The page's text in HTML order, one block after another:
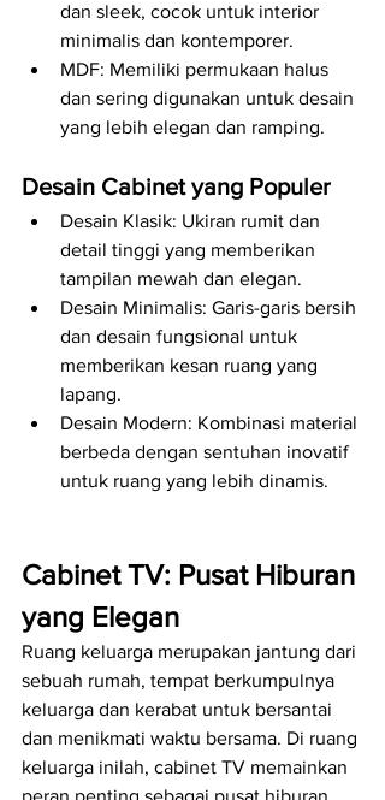
dan sleek, cocok untuk interior
minimalis dan kontemporer.
MDF: Memiliki permukaan halus
dan sering digunakan untuk desain
yang lebih elegan dan ramping.
Desain Cabinet yang Populer
Desain Klasik: Ukiran rumit dan
detail tinggi yang memberikan
tampilan mewah dan elegan.
Desain Minimalis: Garis-garis bersih
dan desain fungsional untuk
memberikan kesan ruang yang
lapang.
Desain Modern: Kombinasi material
berbeda dengan sentuhan inovatif
untuk ruang yang lebih dinamis.
Cabinet TV: Pusat Hiburan
yang Elegan
Ruang keluarga merupakan jantung dari
sebuah rumah, tempat berkumpulnya
keluarga dan kerabat untuk bersantai
dan menikmati waktu bersama. Di ruang
keluarga inilah, cabinet TV memainkan
peran penting sebagai pusat hiburan.